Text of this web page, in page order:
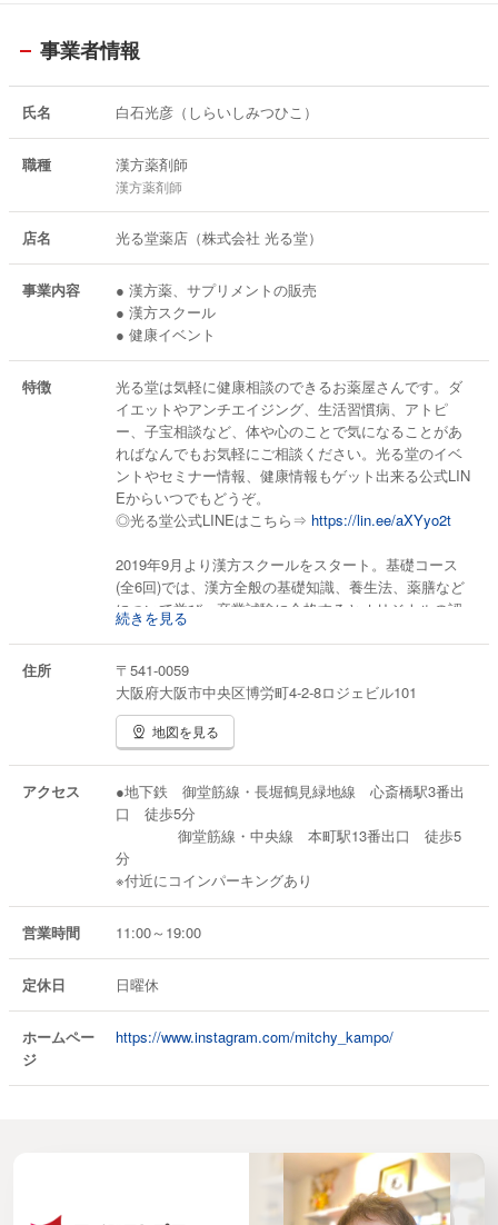
事業者情報
氏名 白石光彦（しらいしみつひこ）
職種 漢方薬剤師
漢方薬剤師
店名 光る堂薬店（株式会社 光る堂）
事業内容
● 漢方薬、サプリメントの販売
● 漢方スクール
● 健康イベント
特徴
光る堂は気軽に健康相談のできるお薬屋さんです。ダ
イエットやアンチエイジング、生活習慣病、アトピ
ー、子宝相談など、体や心のことで気になることがあ
ればなんでもお気軽にご相談ください。光る堂のイベ
ントやセミナー情報、健康情報もゲット出来る公式LIN
Eからいつでもどうぞ。
◎光る堂公式LINEはこちら⇒ https://lin.ee/aXYyo2t
2019年9月より漢方スクールをスタート。基礎コース
(全6回)では、漢方全般の基礎知識、養生法、薬膳など
について学び、卒業試験に合格するとオリジナルの認
定証「漢方養生アンバサダー」をお渡しします。スク
きます。さらに、スクール生専用の facebook グループ
ページで、みっちー先生と直接話をしたり、情報交換
もできます。
そのほか、週に4～5回ほどインスタグラムでライブ配
信しています。もぜひご覧ください
◎みっちー先生Instagram ⇒
m/mitchy_kampo/
◎みっちー先生YouTube ⇒
@mitchy_kampo/
続きを見る
住所
〒541-0059
大阪府大阪市中央区博労町4-2-8ロジェビル101
地図を見る
アクセス
●地下鉄 御堂筋線・長堀鶴見緑地線 心斎橋駅3番出
口 徒歩5分
御堂筋線・中央線 本町駅13番出口 徒歩5
分
※付近にコインパーキングあり
営業時間 11:00～19:00
定休日 日曜休
ホームペー
ジ
https://www.instagram.com/mitchy_kampo/